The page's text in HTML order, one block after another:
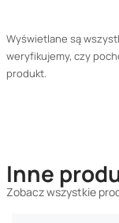
Wyświetlane są
weryfikujemy, czy
produkt.
Inne
Zobacz wszystkie